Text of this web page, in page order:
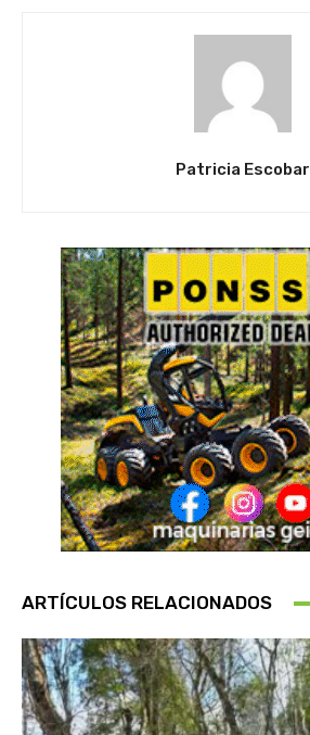
Patricia Escobar
ARTÍCULOS RELACIONADOS